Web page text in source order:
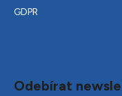
GDPR
Odebírat